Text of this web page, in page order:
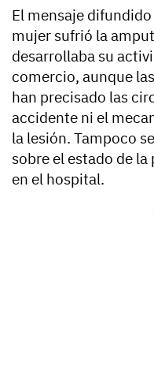
El mensaje
mujer sufrió la
desarrollaba su
comercio, aunque
han precisado las
accidente ni el
la lesión. Tampoco
sobre el estado de
en el hospital.